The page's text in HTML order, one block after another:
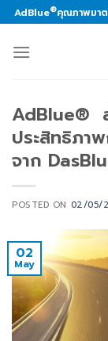
Skip
to
content
AdBlue®คุณภาพมาต
AdBlue®
ประสิทธิภ
จาก
POSTED ON 02/05/
02
May